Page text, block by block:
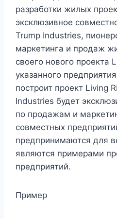
разработки жилых
эксклюзивное
Trump Industries,
маркетинга и продаж
своего нового проекта
указанного
построит проект Living
Industries будет
по продажам и
совместных
предпринимаются для
являются примерами
предприятий.
Пример